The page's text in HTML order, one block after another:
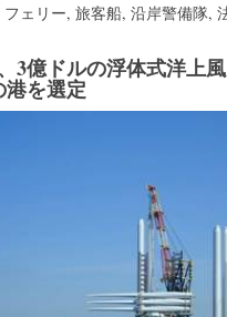
フェリー, 旅客船, 沿岸警備隊,
3億ドルの浮体式洋上
港を選定